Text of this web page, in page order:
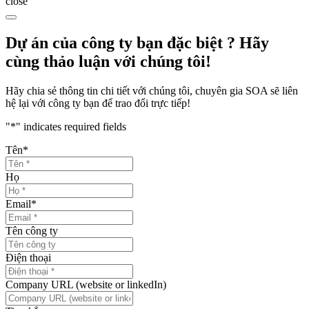
Dự án của công ty bạn đặc biệt ? Hãy
cùng thảo luận với chúng tôi!
Hãy chia sẻ thông tin chi tiết với chúng tôi, chuyên gia SOA sẽ liên
hệ lại với công ty bạn để trao đổi trực tiếp!
"*" indicates required fields
Tên*
Họ
Email*
Tên công ty
Điện thoại
Company URL (website or linkedIn)